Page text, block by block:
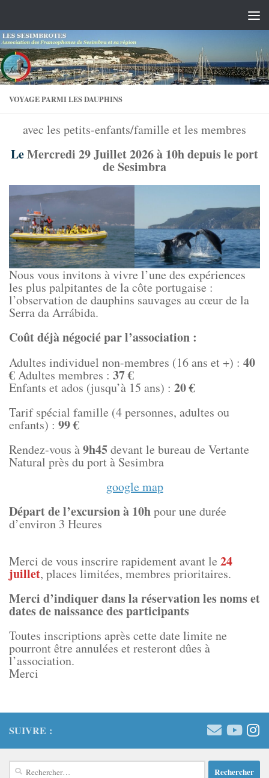
VOYAGE PARMI LES DAUPHINS
avec les petits-enfants/famille et les membres
LeMercredi 29 Juillet 2026 à 10h depuis le port
de Sesimbra
Nous vous invitons à vivre l’une des expériences
les plus palpitantes de la côte portugaise :
l’observation de dauphins sauvages au cœur de la
Serra da Arrábida.
Coût déjà négocié par l’association :
Adultes individuel non-membres (16 ans et +) : 40
€Adultes membres : 37 €
Enfants et ados (jusqu’à 15 ans) : 20 €
Tarif spécial famille (4 personnes, adultes ou
enfants) : 99 €
Rendez-vous à9h45devant le bureau de Vertante
Natural près du port à Sesimbra
google map
Départ de l’excursion à 10hpour une durée
d’environ 3 Heures
Merci de vous inscrire rapidement avant le 24
juillet, places limitées, membres prioritaires.
Merci d’indiquer dans la réservation les noms et
dates de naissance des participants
Toutes inscriptions après cette date limite ne
pourront être annulées et resteront dûes à
l’association.
Merci
SUIVRE :
Rechercher :